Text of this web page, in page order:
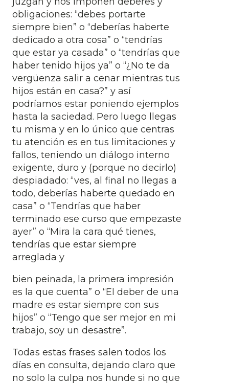
obligaciones: “debes portarte
siempre bien” o “deberías haberte
dedicado a otra cosa” o “tendrías
que estar ya casada” o “tendrías que
haber tenido hijos ya” o “¿No te da
vergüenza salir a cenar mientras tus
hijos están en casa?” y así
podríamos estar poniendo ejemplos
hasta la saciedad. Pero luego llegas
tu misma y en lo único que centras
tu atención es en tus limitaciones y
fallos, teniendo un diálogo interno
exigente, duro y (porque no decirlo)
despiadado: “ves, al final no llegas a
todo, deberías haberte quedado en
casa” o “Tendrías que haber
terminado ese curso que empezaste
ayer” o “Mira la cara qué tienes,
tendrías que estar siempre
arreglada y
bien peinada, la primera impresión
es la que cuenta” o “El deber de una
madre es estar siempre con sus
hijos” o “Tengo que ser mejor en mi
trabajo, soy un desastre”.
Todas estas frases salen todos los
días en consulta, dejando claro que
no solo la culpa nos hunde si no que